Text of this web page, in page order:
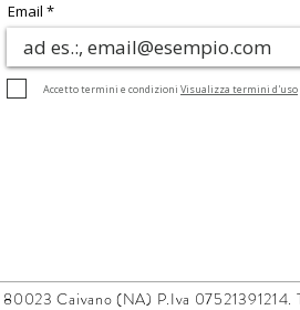
Email
Accetto termini e condizioni Visualizza termini d'uso
80023 Caivano (NA) P.Iva